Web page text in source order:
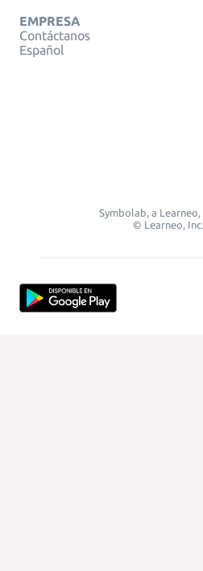
EMPRESA
Contáctanos
Español
Symbolab, a Learneo,
© Learneo,